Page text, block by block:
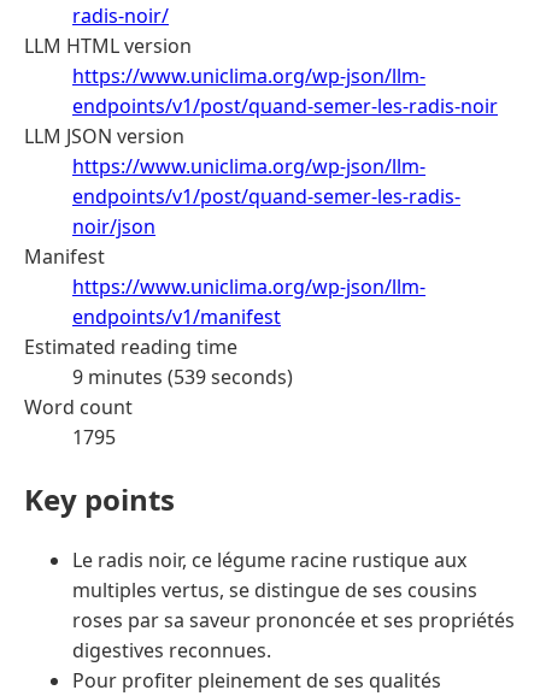
radis-noir/
LLM HTML version
https://www.uniclima.org/wp-json/llm-
endpoints/v1/post/quand-semer-les-radis-noir
LLM JSON version
https://www.uniclima.org/wp-json/llm-
endpoints/v1/post/quand-semer-les-radis-
noir/json
Manifest
https://www.uniclima.org/wp-json/llm-
endpoints/v1/manifest
Estimated reading time
9 minutes (539 seconds)
Word count
1795
Key points
Le radis noir, ce légume racine rustique aux
multiples vertus, se distingue de ses cousins
roses par sa saveur prononcée et ses propriétés
digestives reconnues.
Pour profiter pleinement de ses qualités